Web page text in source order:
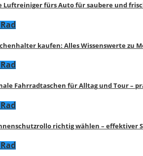
Luftreiniger fürs Auto für saubere und
kaufen: Alles Wissenswerte zu
Fahrradtaschen für Alltag und Tour –
richtig wählen – effektiver